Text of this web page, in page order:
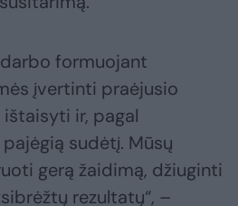
formuojant
įvertinti praėjusio
ištaisyti ir, pagal
sudėtį. Mūsų
gerą žaidimą, džiuginti
rezultatų“, –